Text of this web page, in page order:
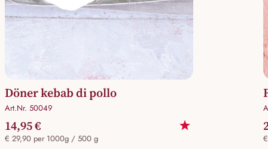
Döner kebab di pollo
Art.Nr. 50049
14,95 €
€ 29,90 per 1000g / 500 g